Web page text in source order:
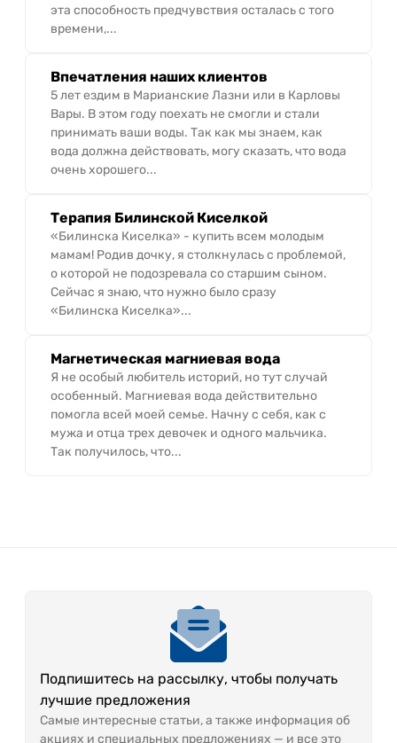
эта способность предчувствия осталась с того
времени,...
Впечатления наших клиентов
5 лет ездим в Марианские Лазни или в Карловы
Вары. В этом году поехать не смогли и стали
принимать ваши воды. Так как мы знаем, как
вода должна действовать, могу сказать, что вода
очень хорошего...
Терапия Билинской Киселкой
«Билинска Киселка» - купить всем молодым
мамам! Родив дочку, я столкнулась с проблемой,
о которой не подозревала со старшим сыном.
Сейчас я знаю, что нужно было сразу
«Билинска Киселка»...
Магнетическая магниевая вода
Я не особый любитель историй, но тут случай
особенный. Магниевая вода действительно
помогла всей моей семье. Начну с себя, как с
мужа и отца трех девочек и одного мальчика.
Так получилось, что...
Подпишитесь на рассылку, чтобы получать
лучшие предложения
Самые интересные статьи, а также информация об
акциях и специальных предложениях — и все это